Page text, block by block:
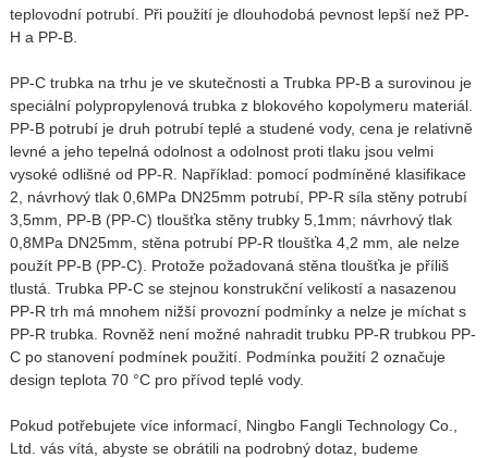
teplovodní potrubí. Při použití je dlouhodobá pevnost lepší než PP-
H a PP-B.
PP-C trubka na trhu je ve skutečnosti a Trubka PP-B a surovinou je
speciální polypropylenová trubka z blokového kopolymeru materiál.
PP-B potrubí je druh potrubí teplé a studené vody, cena je relativně
levné a jeho tepelná odolnost a odolnost proti tlaku jsou velmi
vysoké odlišné od PP-R. Například: pomocí podmíněné klasifikace
2, návrhový tlak 0,6MPa DN25mm potrubí, PP-R síla stěny potrubí
3,5mm, PP-B (PP-C) tloušťka stěny trubky 5,1mm; návrhový tlak
0,8MPa DN25mm, stěna potrubí PP-R tloušťka 4,2 mm, ale nelze
použít PP-B (PP-C). Protože požadovaná stěna tloušťka je příliš
tlustá. Trubka PP-C se stejnou konstrukční velikostí a nasazenou
PP-R trh má mnohem nižší provozní podmínky a nelze je míchat s
PP-R trubka. Rovněž není možné nahradit trubku PP-R trubkou PP-
C po stanovení podmínek použití. Podmínka použití 2 označuje
design teplota 70 °C pro přívod teplé vody.
Pokud potřebujete více informací, Ningbo Fangli Technology Co.,
Ltd. vás vítá, abyste se obrátili na podrobný dotaz, budeme